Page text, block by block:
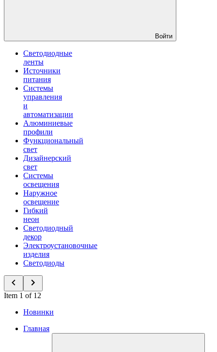
Войти
Светодиодные
ленты
Источники
питания
Системы
управления
и
автоматизации
Алюминиевые
профили
Функциональный
свет
Дизайнерский
свет
Системы
освещения
Наружное
освещение
Гибкий
неон
Светодиодный
декор
Электроустановочные
изделия
Светодиоды
Item 1 of 12
Новинки
Главная